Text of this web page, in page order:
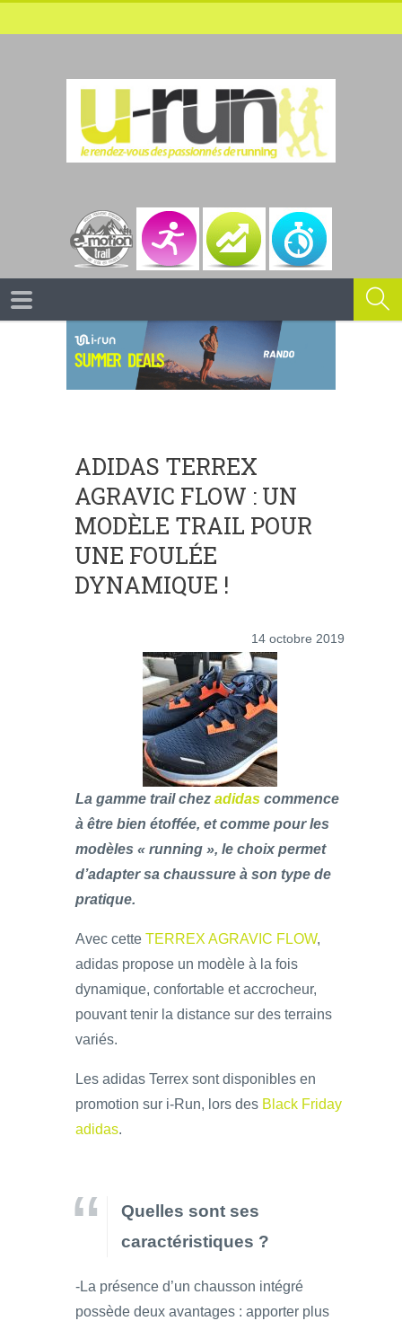
ADIDAS TERREX
AGRAVIC FLOW : UN
MODÈLE TRAIL POUR
UNE FOULÉE
DYNAMIQUE !
14 octobre 2019
La gamme trail chez adidas commence
à être bien étoffée, et comme pour les
modèles « running », le choix permet
d’adapter sa chaussure à son type de
pratique.
Avec cette TERREX AGRAVIC FLOW,
adidas propose un modèle à la fois
dynamique, confortable et accrocheur,
pouvant tenir la distance sur des terrains
variés.
Les adidas Terrex sont disponibles en
promotion sur i-Run, lors des Black Friday
adidas.
Quelles sont ses
caractéristiques ?
-La présence d’un chausson intégré
possède deux avantages : apporter plus